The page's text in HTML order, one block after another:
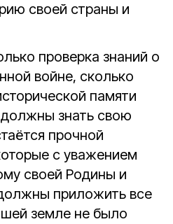
своей страны и
проверка знаний о
войне, сколько
памяти
знать свою
прочной
с уважением
своей Родины и
приложить все
земле не было